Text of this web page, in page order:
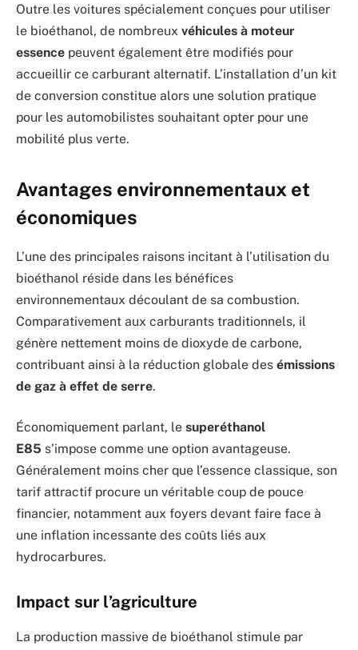
Outre les voitures spécialement conçues pour utiliser
le bioéthanol, de nombreux véhicules à moteur
essence peuvent également être modifiés pour
accueillir ce carburant alternatif. L’installation d’un kit
de conversion constitue alors une solution pratique
pour les automobilistes souhaitant opter pour une
mobilité plus verte.
Avantages environnementaux et
économiques
L’une des principales raisons incitant à l’utilisation du
bioéthanol réside dans les bénéfices
environnementaux découlant de sa combustion.
Comparativement aux carburants traditionnels, il
génère nettement moins de dioxyde de carbone,
contribuant ainsi à la réduction globale des émissions
de gaz à effet de serre.
Économiquement parlant, le superéthanol
E85 s’impose comme une option avantageuse.
Généralement moins cher que l’essence classique, son
tarif attractif procure un véritable coup de pouce
financier, notamment aux foyers devant faire face à
une inflation incessante des coûts liés aux
hydrocarbures.
Impact sur l’agriculture
La production massive de bioéthanol stimule par